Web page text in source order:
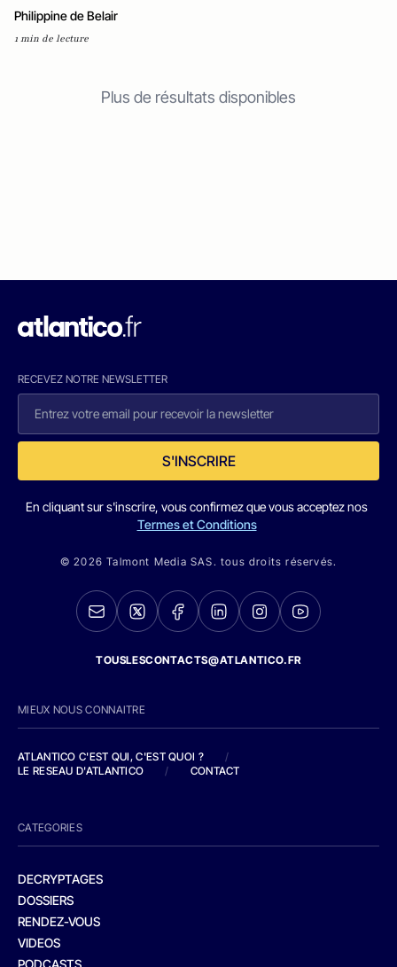
Philippine de Belair
1 min de lecture
Plus de résultats disponibles
RECEVEZ NOTRE NEWSLETTER
S'INSCRIRE
En cliquant sur s'inscrire, vous confirmez que vous acceptez nos
Termes et Conditions
© 2026 Talmont Media SAS. tous droits réservés.
TOUSLESCONTACTS@ATLANTICO.FR
MIEUX NOUS CONNAITRE
ATLANTICO C'EST QUI, C'EST QUOI ?
/
LE RESEAU D'ATLANTICO
/ CONTACT
CATEGORIES
DECRYPTAGES
DOSSIERS
RENDEZ-VOUS
VIDEOS